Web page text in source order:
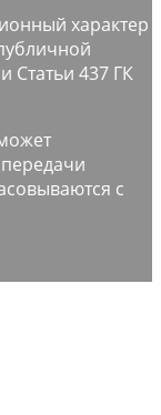
характер
Статьи 437 ГК
с